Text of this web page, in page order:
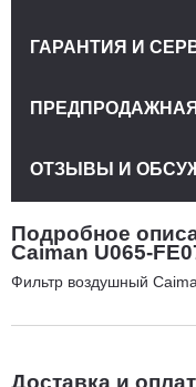
Подробное
Caiman U065-
Фильтр воздушный
Доставка и
ГАРАНТИЯ И
ОТЗЫВЫ И